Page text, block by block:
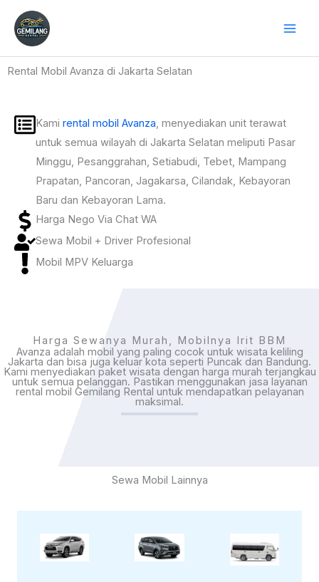
content
Rental Mobil Avanza di Jakarta Selatan
Kami rental mobil Avanza, menyediakan unit terawat
untuk semua wilayah di Jakarta Selatan meliputi Pasar
Minggu, Pesanggrahan, Setiabudi, Tebet, Mampang
Prapatan, Pancoran, Jagakarsa, Cilandak, Kebayoran
Baru dan Kebayoran Lama.
Harga Nego Via Chat WA
Sewa Mobil + Driver Profesional
Mobil MPV Keluarga
Harga Sewanya Murah, Mobilnya Irit BBM
Avanza adalah mobil yang paling cocok untuk wisata keliling
Jakarta dan bisa juga keluar kota seperti Puncak dan Bandung.
Kami menyediakan paket wisata dengan harga murah terjangkau
untuk semua pelanggan. Pastikan menggunakan jasa layanan
rental mobil Gemilang Rental untuk mendapatkan pelayanan
maksimal.
Sewa Mobil Lainnya